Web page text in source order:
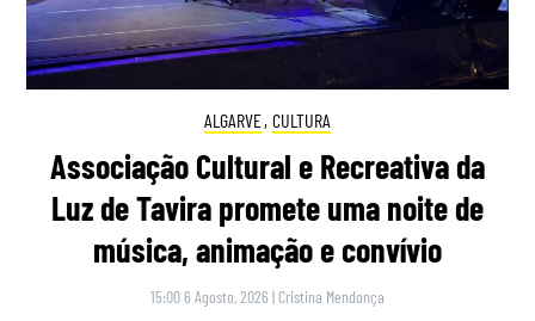
ALGARVE, CULTURA
Associação Cultural e Recreativa da
Luz de Tavira promete uma noite de
música, animação e convívio
15:00 6 Agosto, 2026 | Cristina Mendonça